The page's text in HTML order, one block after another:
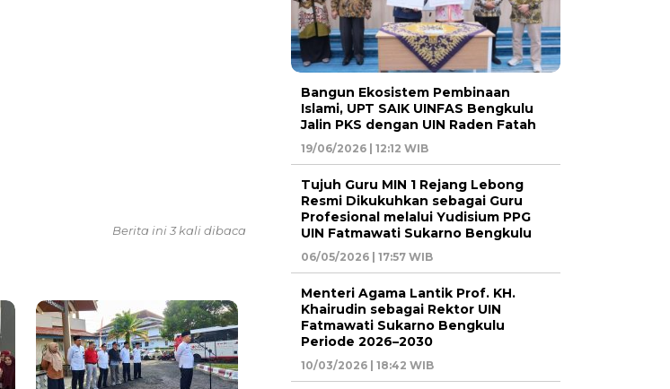
Berita ini 3 kali dibaca
Bangun Ekosistem Pembinaan
Islami, UPT SAIK UINFAS Bengkulu
Jalin PKS dengan UIN Raden Fatah
19/06/2026 | 12:12 WIB
Tujuh Guru MIN 1 Rejang Lebong
Resmi Dikukuhkan sebagai Guru
Profesional melalui Yudisium PPG
UIN Fatmawati Sukarno Bengkulu
06/05/2026 | 17:57 WIB
Menteri Agama Lantik Prof. KH.
Khairudin sebagai Rektor UIN
Fatmawati Sukarno Bengkulu
Periode 2026–2030
10/03/2026 | 18:42 WIB